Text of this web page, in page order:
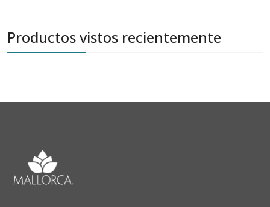
Productos vistos recientemente